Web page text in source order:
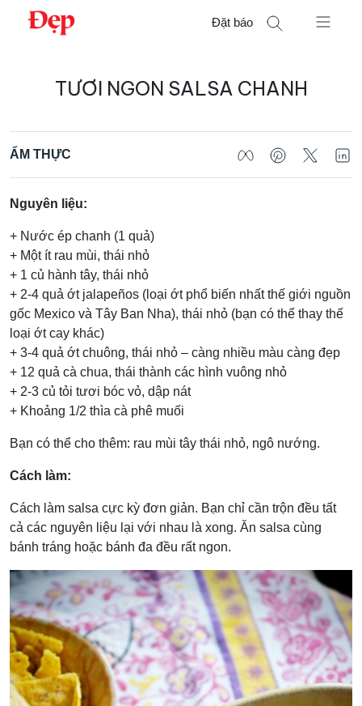
Chuyển
Đặt báo
TƯƠI NGON SALSA CHANH
ẨM THỰC
Nguyên liệu:
+ Nước ép chanh (1 quả)
+ Một ít rau mùi, thái nhỏ
+ 1 củ hành tây, thái nhỏ
+ 2-4 quả ớt jalapeños (loại ớt phổ biến nhất thế giới nguồn
gốc Mexico và Tây Ban Nha), thái nhỏ (bạn có thể thay thế
loại ớt cay khác)
+ 3-4 quả ớt chuông, thái nhỏ – càng nhiều màu càng đẹp
+ 12 quả cà chua, thái thành các hình vuông nhỏ
+ 2-3 củ tỏi tươi bóc vỏ, dập nát
+ Khoảng 1/2 thìa cà phê muối
Bạn có thể cho thêm: rau mùi tây thái nhỏ, ngô nướng.
Cách làm:
Cách làm salsa cực kỳ đơn giản. Bạn chỉ cần trộn đều tất
cả các nguyên liệu lại với nhau là xong. Ăn salsa cùng
bánh tráng hoặc bánh đa đều rất ngon.